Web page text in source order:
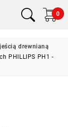
0
drewnianą
PHILLIPS PH1 -